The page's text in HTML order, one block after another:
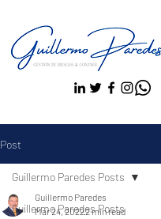
Post
Guillermo Paredes Posts
Guillermo Paredes Posts
Guillermo Paredes
Mar 24, 20222 min read